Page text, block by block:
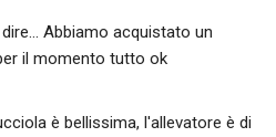
Abbiamo acquistato un
il momento tutto ok
è bellissima, l'allevatore è di